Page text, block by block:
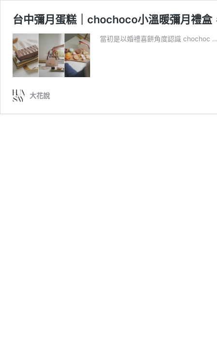
台中彌月蛋糕｜chochoco小溫暖彌月禮盒
當初是以婚禮喜餅角度認識 chochoc
大花說